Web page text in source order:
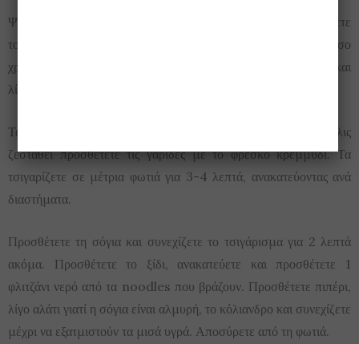
Ψιλοκόβετε τον κολίανδρο. Καθαρίζετε, πλένετε και ψιλοκόβετε
το φρέσκο κρεμμυδάκι. Βάζετε τα noodles να βράσουν για όσο
χρόνο λέει το πακέτο, προσθέτοντας στη κατσαρόλα αλάτι και
λίγο ελαιόλαδο.
Ταυτόχρονα βάζετε σε ένα μεγάλο τηγάνι ελαιόλαδο και μόλις
ζεσταθεί προσθέτετε τις γαρίδες με το φρέσκο κρεμμύδι. Τα
τσιγαρίζετε σε μέτρια φωτιά για 3-4 λεπτά, ανακατεύοντας ανά
διαστήματα.
Προσθέτετε τη σόγια και συνεχίζετε το τσιγάρισμα για 2 λεπτά
ακόμα. Προσθέτετε το ξίδι, ανακατεύετε και προσθέτετε 1
φλιτζάνι νερό από τα noodles που βράζουν. Προσθέτετε πιπέρι,
λίγο αλάτι γιατί η σόγια είναι αλμυρή, το κόλιανδρο και συνεχίζετε
μέχρι να εξατμιστούν τα μισά υγρά. Αποσύρετε από τη φωτιά.